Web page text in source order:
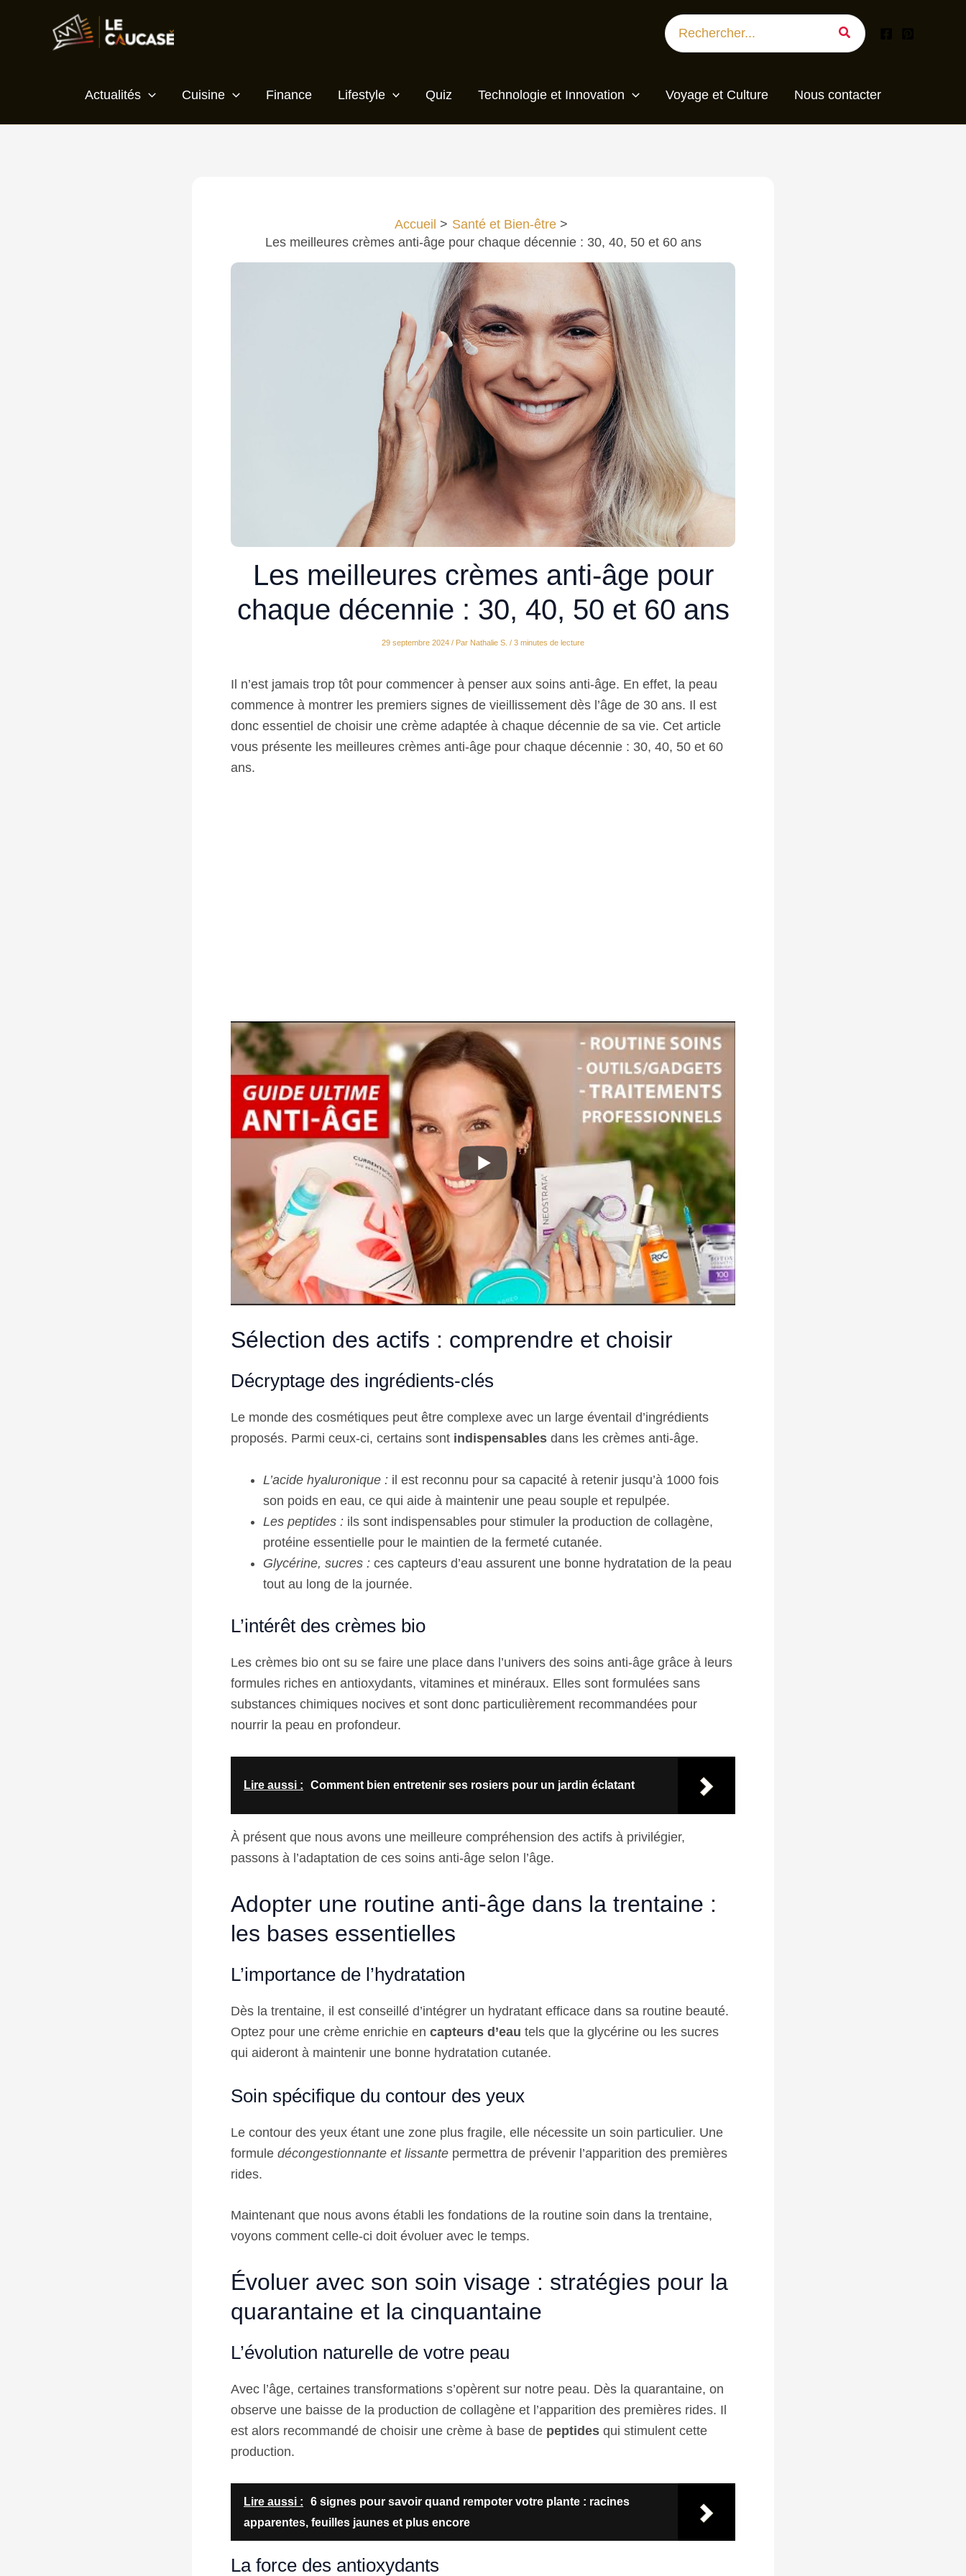
Search
for:
Actualités Cuisine Finance Lifestyle Quiz Technologie et Innovation Voyage et Culture Nous contacter
Accueil
Santé et Bien-être
Les meilleures crèmes anti-âge pour chaque décennie : 30, 40, 50 et 60 ans
Les meilleures crèmes anti-âge pour
chaque décennie : 30, 40, 50 et 60 ans
29 septembre 2024 / Par Nathalie S. / 3 minutes de lecture
Il n’est jamais trop tôt pour commencer à penser aux soins anti-âge. En effet, la peau
commence à montrer les premiers signes de vieillissement dès l’âge de 30 ans. Il est
donc essentiel de choisir une crème adaptée à chaque décennie de sa vie. Cet article
vous présente les meilleures crèmes anti-âge pour chaque décennie : 30, 40, 50 et 60
ans.
Sélection des actifs : comprendre et choisir
Décryptage des ingrédients-clés
Le monde des cosmétiques peut être complexe avec un large éventail d’ingrédients
proposés. Parmi ceux-ci, certains sont indispensables dans les crèmes anti-âge.
L’acide hyaluronique : il est reconnu pour sa capacité à retenir jusqu’à 1000 fois
son poids en eau, ce qui aide à maintenir une peau souple et repulpée.
Les peptides : ils sont indispensables pour stimuler la production de collagène,
protéine essentielle pour le maintien de la fermeté cutanée.
Glycérine, sucres : ces capteurs d’eau assurent une bonne hydratation de la peau
tout au long de la journée.
L’intérêt des crèmes bio
Les crèmes bio ont su se faire une place dans l’univers des soins anti-âge grâce à leurs
formules riches en antioxydants, vitamines et minéraux. Elles sont formulées sans
substances chimiques nocives et sont donc particulièrement recommandées pour
nourrir la peau en profondeur.
Lire aussi : Comment bien entretenir ses rosiers pour un jardin éclatant
À présent que nous avons une meilleure compréhension des actifs à privilégier,
passons à l’adaptation de ces soins anti-âge selon l’âge.
Adopter une routine anti-âge dans la trentaine :
les bases essentielles
L’importance de l’hydratation
Dès la trentaine, il est conseillé d’intégrer un hydratant efficace dans sa routine beauté.
Optez pour une crème enrichie en capteurs d’eau tels que la glycérine ou les sucres
qui aideront à maintenir une bonne hydratation cutanée.
Soin spécifique du contour des yeux
Le contour des yeux étant une zone plus fragile, elle nécessite un soin particulier. Une
formule décongestionnante et lissante permettra de prévenir l’apparition des premières
rides.
Maintenant que nous avons établi les fondations de la routine soin dans la trentaine,
voyons comment celle-ci doit évoluer avec le temps.
Évoluer avec son soin visage : stratégies pour la
quarantaine et la cinquantaine
L’évolution naturelle de votre peau
Avec l’âge, certaines transformations s’opèrent sur notre peau. Dès la quarantaine, on
observe une baisse de la production de collagène et l’apparition des premières rides. Il
est alors recommandé de choisir une crème à base de peptides qui stimulent cette
production.
Lire aussi :
6 signes pour savoir quand rempoter votre plante : racines
apparentes, feuilles jaunes et plus encore
La force des antioxydants